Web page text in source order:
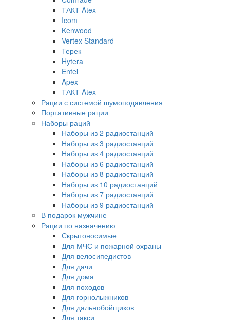
ТАКТ Atex
Icom
Kenwood
Vertex Standard
Терек
Hytera
Entel
Apex
ТАКТ Atex
Рации с системой шумоподавления
Портативные рации
Наборы раций
Наборы из 2 радиостанций
Наборы из 3 радиостанций
Наборы из 4 радиостанций
Наборы из 6 радиостанций
Наборы из 8 радиостанций
Наборы из 10 радиостанций
Наборы из 7 радиостанций
Наборы из 9 радиостанций
В подарок мужчине
Рации по назначению
Скрытоносимые
Для МЧС и пожарной охраны
Для велосипедистов
Для дачи
Для дома
Для походов
Для горнолыжников
Для дальнобойщиков
Для такси